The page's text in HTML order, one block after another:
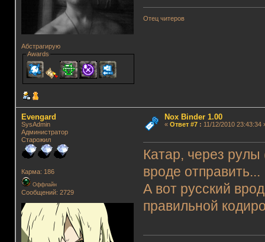
Абстрагирую
Awards
Отец читеров
Evengard
SysAdmin
Администратор
Старожил
Карма: 186
Оффлайн
Сообщений: 2729
Nox Binder 1.00
« Ответ #7: 11/12/2010 23:43:34
Катар, через рулы
вроде отправить...
А вот русский
правильной